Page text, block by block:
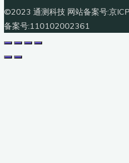
©2023 通测科技 网站备案号:京
备案号:110102002361